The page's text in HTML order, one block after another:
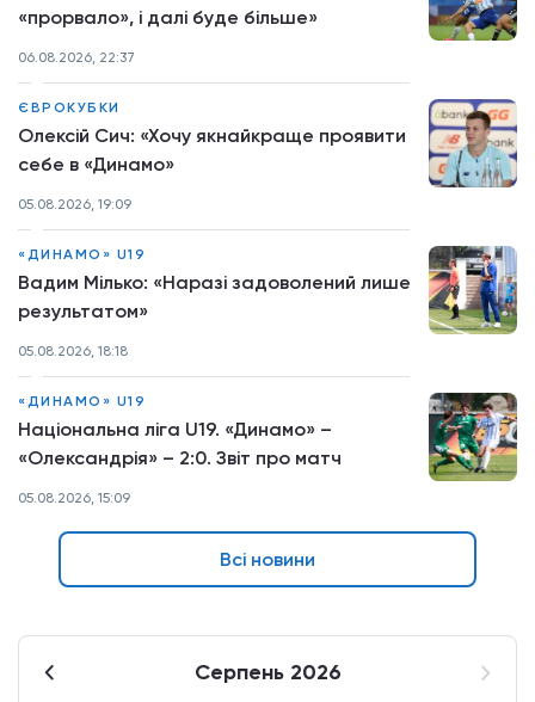
«прорвало», і далі буде більше»
06.08.2026, 22:37
ЄВРОКУБКИ
Олексій Сич: «Хочу якнайкраще проявити
себе в «Динамо»
05.08.2026, 19:09
«ДИНАМО» U19
Вадим Мілько: «Наразі задоволений лише
результатом»
05.08.2026, 18:18
«ДИНАМО» U19
Національна ліга U19. «Динамо» –
«Олександрія» – 2:0. Звіт про матч
05.08.2026, 15:09
Всі новини
Серпень 2026